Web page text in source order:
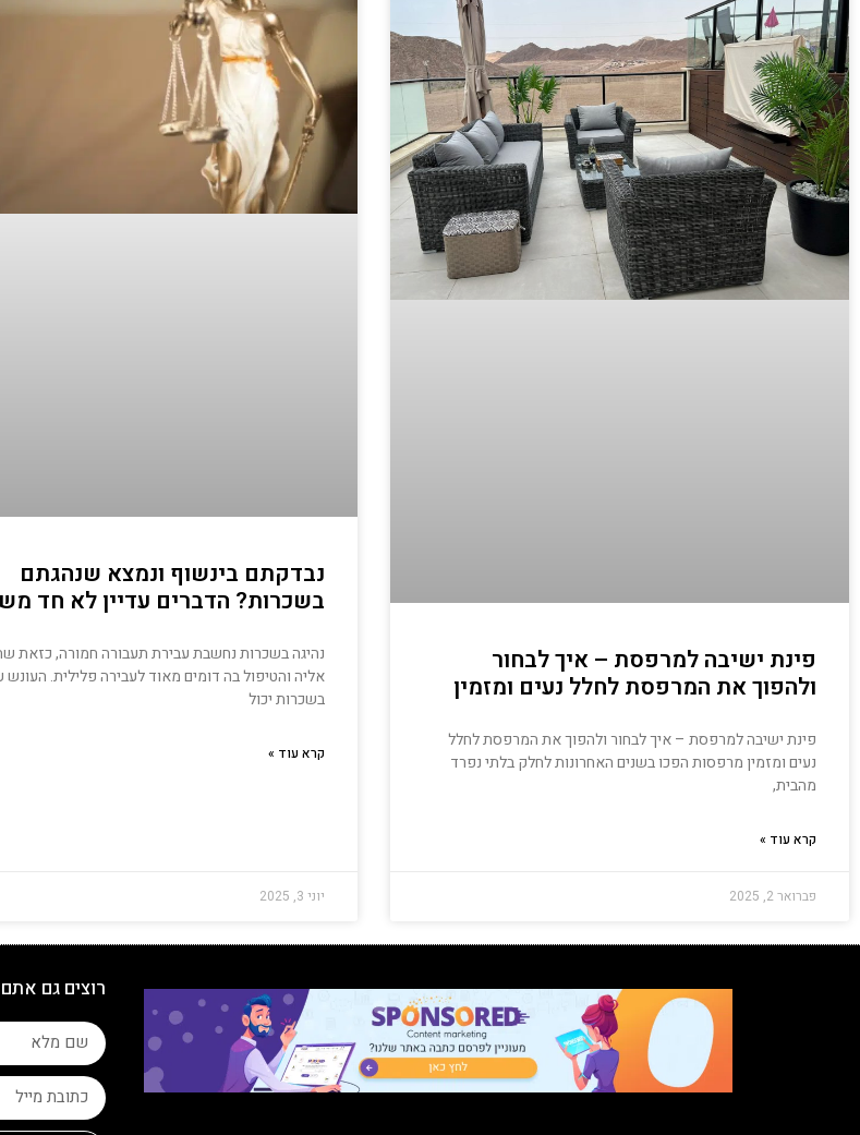
פינת ישיבה למרפסת – איך לבחור
ולהפוך את המרפסת לחלל נעים ומזמין
פינת ישיבה למרפסת – איך לבחור ולהפוך את המרפסת לחלל
נעים ומזמין מרפסות הפכו בשנים האחרונות לחלק בלתי נפרד
מהבית,
קרא עוד »
פברואר 2, 2025
נבדקתם בינשוף ונמצא שנהגתם
בשכרות? הדברים עדיין לא חד
נהיגה בשכרות נחשבת עבירת תעבורה חמורה, כזאת
אליה והטיפול בה דומים מאוד לעבירה פלילית. העונש
בשכרות יכול
קרא עוד »
יוני 3, 2025
רוצים גם